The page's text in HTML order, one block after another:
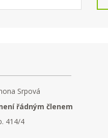
Srpová
řádným členem
414/4